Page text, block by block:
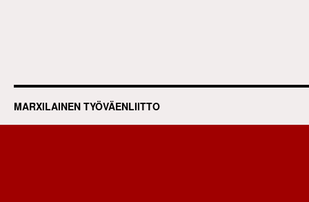
MARXILAINEN TYÖVÄENLIITTO